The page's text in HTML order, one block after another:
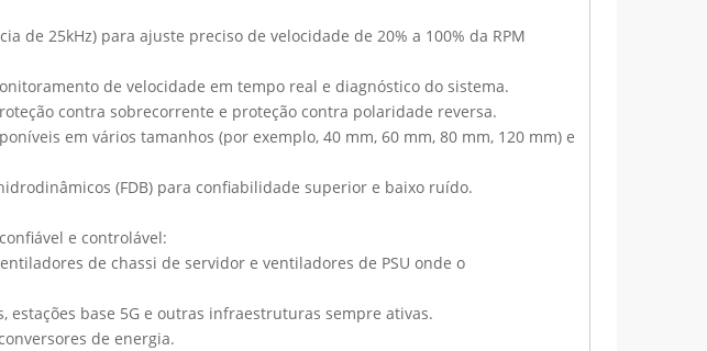
de 25kHz) para ajuste preciso de velocidade de 20% a 100% da RPM
de velocidade em tempo real e diagnóstico do sistema.
contra sobrecorrente e proteção contra polaridade reversa.
em vários tamanhos (por exemplo, 40 mm, 60 mm, 80 mm, 120 mm) e
(FDB) para confiabilidade superior e baixo ruído.
e controlável:
de chassi de servidor e ventiladores de PSU onde o
base 5G e outras infraestruturas sempre ativas.
de energia.